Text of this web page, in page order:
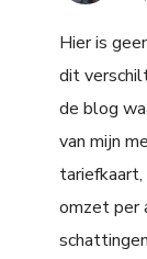
Hier is
dit
de blog
van mijn
tariefkaart,
omzet per